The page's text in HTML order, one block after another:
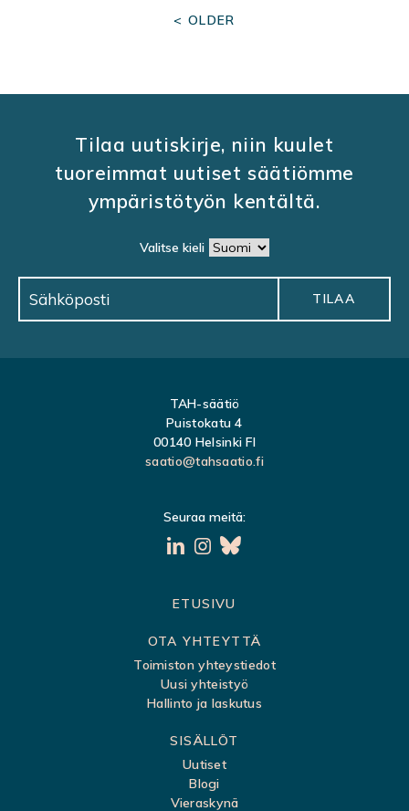
G
A
I
< OLDER
Tilaa uutiskirje, niin kuulet
tuoreimmat uutiset säätiömme
ympäristötyön kentältä.
Valitse kieli
TAH-säätiö
Puistokatu 4
00140 Helsinki FI
saatio@tahsaatio.fi
Seuraa meitä:
ETUSIVU
OTA YHTEYTTÄ
Toimiston yhteystiedot
Uusi yhteistyö
Hallinto ja laskutus
SISÄLLÖT
Uutiset
Blogi
Vieraskynä